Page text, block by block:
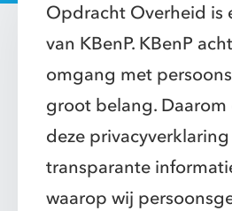
Opdracht Overheid is
van KBenP. KBenP
omgang met
groot belang. Daarom
deze
transparante
waarop wij